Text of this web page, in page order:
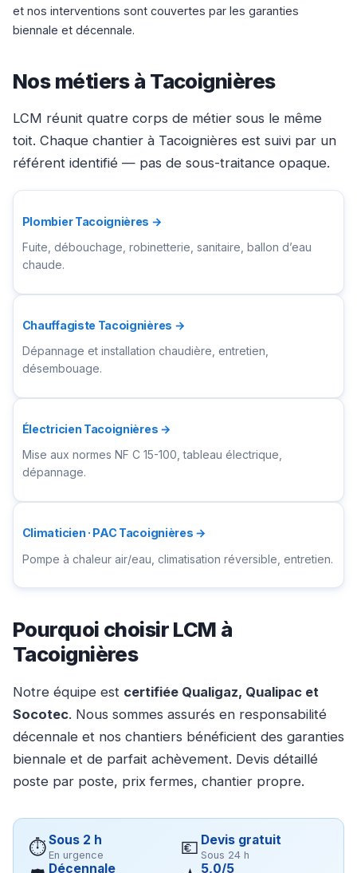
et nos interventions sont couvertes par les garanties
biennale et décennale.
Nos métiers à Tacoignières
LCM réunit quatre corps de métier sous le même
toit. Chaque chantier à Tacoignières est suivi par un
référent identifié — pas de sous-traitance opaque.
Plombier Tacoignières →
Fuite, débouchage, robinetterie, sanitaire, ballon d’eau
chaude.
Chauffagiste Tacoignières →
Dépannage et installation chaudière, entretien,
désembouage.
Électricien Tacoignières →
Mise aux normes NF C 15-100, tableau électrique,
dépannage.
Climaticien · PAC Tacoignières →
Pompe à chaleur air/eau, climatisation réversible, entretien.
Pourquoi choisir LCM à
Tacoignières
Notre équipe est certifiée Qualigaz, Qualipac et
Socotec. Nous sommes assurés en responsabilité
décennale et nos chantiers bénéficient des garanties
biennale et de parfait achèvement. Devis détaillé
poste par poste, prix fermes, chantier propre.
⏱Sous 2 h
En urgence 💶 Devis gratuit
Sous 24 h
Décennale 5,0/5